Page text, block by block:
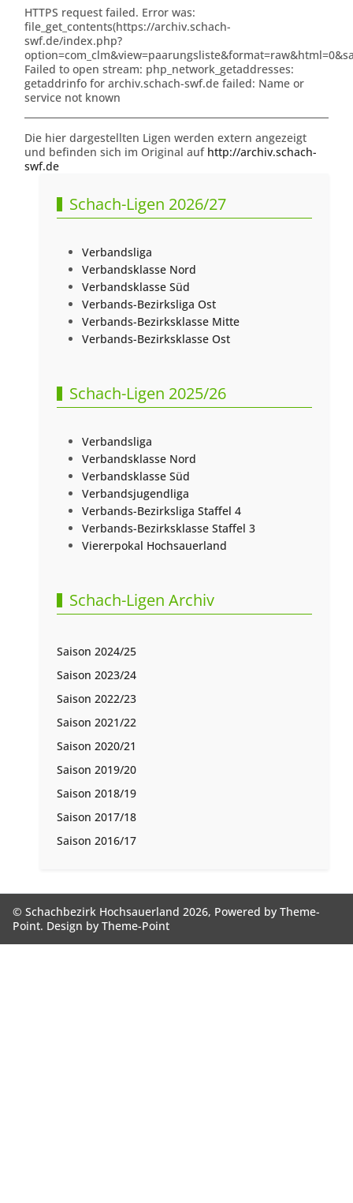
HTTPS request failed. Error was:
file_get_contents(https://archiv.schach-
swf.de/index.php?
Failed to open stream: php_network_getaddresses:
getaddrinfo for archiv.schach-swf.de failed: Name or
service not known
Die hier dargestellten Ligen werden extern angezeigt
und befinden sich im Original auf http://archiv.schach-
swf.de
Schach-Ligen 2026/27
Verbandsliga
Verbandsklasse Nord
Verbandsklasse Süd
Verbands-Bezirksliga Ost
Verbands-Bezirksklasse Mitte
Verbands-Bezirksklasse Ost
Schach-Ligen 2025/26
Verbandsliga
Verbandsklasse Nord
Verbandsklasse Süd
Verbandsjugendliga
Verbands-Bezirksliga Staffel 4
Verbands-Bezirksklasse Staffel 3
Viererpokal Hochsauerland
Schach-Ligen Archiv
Saison 2024/25
Saison 2023/24
Saison 2022/23
Saison 2021/22
Saison 2020/21
Saison 2019/20
Saison 2018/19
Saison 2017/18
Saison 2016/17
© Schachbezirk Hochsauerland 2026, Powered byTheme-
Point. Design byTheme-Point